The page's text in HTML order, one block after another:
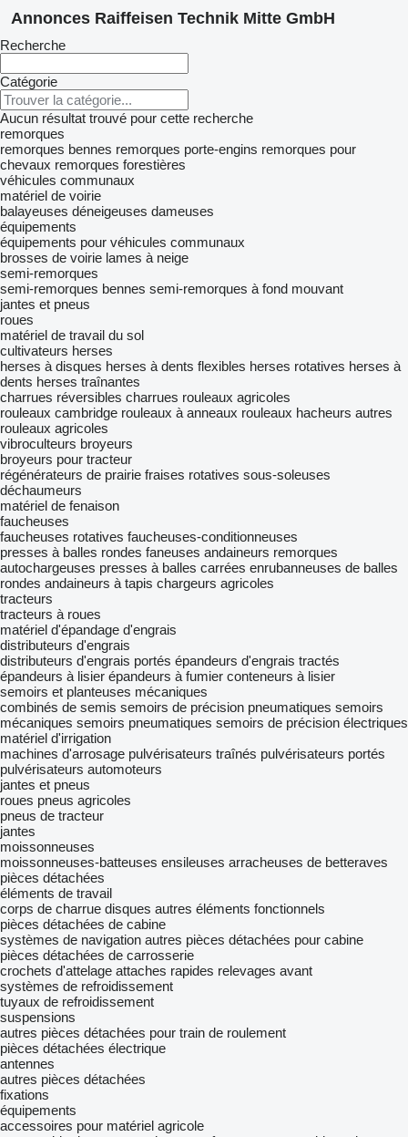
Annonces Raiffeisen Technik Mitte GmbH
Recherche
Catégorie
Aucun résultat trouvé pour cette recherche
remorques
remorques bennes remorques porte-engins remorques pour
chevaux remorques forestières
véhicules communaux
matériel de voirie
balayeuses déneigeuses dameuses
équipements
équipements pour véhicules communaux
brosses de voirie lames à neige
semi-remorques
semi-remorques bennes semi-remorques à fond mouvant
jantes et pneus
roues
matériel de travail du sol
cultivateurs herses
herses à disques herses à dents flexibles herses rotatives herses à
dents herses traînantes
charrues réversibles charrues rouleaux agricoles
rouleaux cambridge rouleaux à anneaux rouleaux hacheurs autres
rouleaux agricoles
vibroculteurs broyeurs
broyeurs pour tracteur
régénérateurs de prairie fraises rotatives sous-soleuses
déchaumeurs
matériel de fenaison
faucheuses
faucheuses rotatives faucheuses-conditionneuses
presses à balles rondes faneuses andaineurs remorques
autochargeuses presses à balles carrées enrubanneuses de balles
rondes andaineurs à tapis chargeurs agricoles
tracteurs
tracteurs à roues
matériel d'épandage d'engrais
distributeurs d'engrais
distributeurs d'engrais portés épandeurs d'engrais tractés
épandeurs à lisier épandeurs à fumier conteneurs à lisier
semoirs et planteuses mécaniques
combinés de semis semoirs de précision pneumatiques semoirs
mécaniques semoirs pneumatiques semoirs de précision électriques
matériel d'irrigation
machines d'arrosage pulvérisateurs traînés pulvérisateurs portés
pulvérisateurs automoteurs
jantes et pneus
roues pneus agricoles
pneus de tracteur
jantes
moissonneuses
moissonneuses-batteuses ensileuses arracheuses de betteraves
pièces détachées
éléments de travail
corps de charrue disques autres éléments fonctionnels
pièces détachées de cabine
systèmes de navigation autres pièces détachées pour cabine
pièces détachées de carrosserie
crochets d'attelage attaches rapides relevages avant
systèmes de refroidissement
tuyaux de refroidissement
suspensions
autres pièces détachées pour train de roulement
pièces détachées électrique
antennes
autres pièces détachées
fixations
équipements
accessoires pour matériel agricole